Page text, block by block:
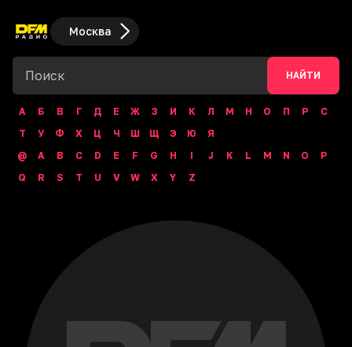
Москва
НАЙТИ
А Б В Г Д Е Ж З И К Л М Н О П Р
С
Т
У Ф Х Ц Ч Ш Щ Э Ю
Я
@
A B C D E F G H I J K L M N O
P
Q
R S T U V W X Y Z